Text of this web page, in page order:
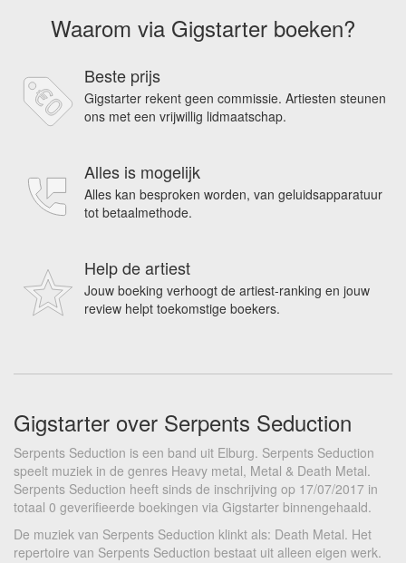
Waarom via Gigstarter boeken?
Beste prijs
Gigstarter rekent geen commissie. Artiesten steunen
ons met een vrijwillig lidmaatschap.
Alles is mogelijk
Alles kan besproken worden, van geluidsapparatuur
tot betaalmethode.
Help de artiest
Jouw boeking verhoogt de artiest-ranking en jouw
review helpt toekomstige boekers.
Gigstarter over Serpents Seduction
Serpents Seduction is een band uit Elburg. Serpents Seduction
speelt muziek in de genres Heavy metal, Metal & Death Metal.
Serpents Seduction heeft sinds de inschrijving op 17/07/2017 in
totaal 0 geverifieerde boekingen via Gigstarter binnengehaald.
De muziek van Serpents Seduction klinkt als: Death Metal. Het
repertoire van Serpents Seduction bestaat uit alleen eigen werk.